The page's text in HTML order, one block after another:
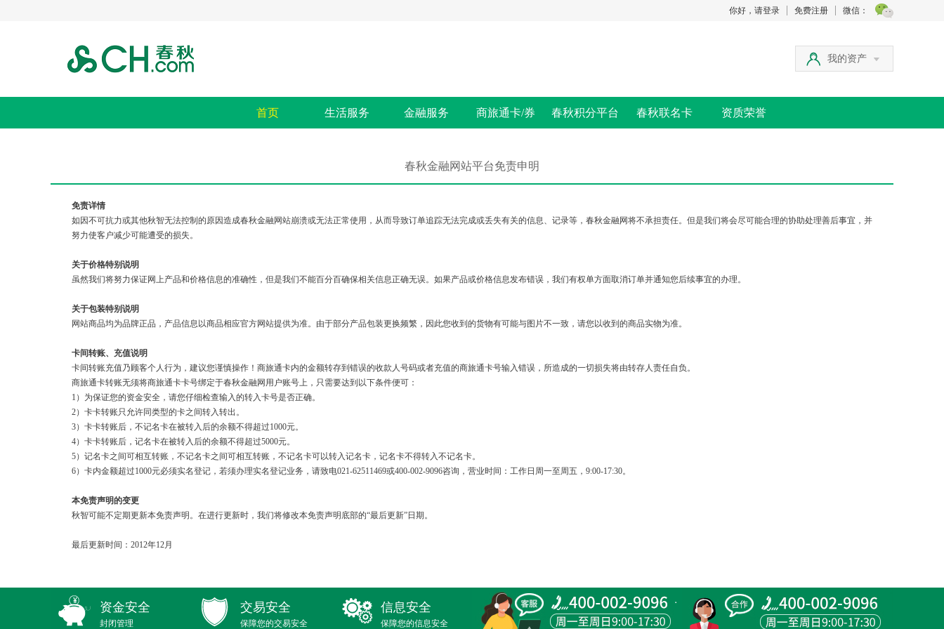
你好，请登录 免费注册 微信：
我的资产
首页 生活服务 金融服务 商旅通卡/券 春秋积分平台 春秋联名卡 资质荣誉
春秋金融网站平台免责申明
免责详情
如因不可抗力或其他秋智无法控制的原因造成春秋金融网站崩溃或无法正常使用，从而导致订单追踪无法完成或丢失有关的信息、记录等，春秋金融网将不承担责任。但是我们将会尽可能合理的协助处理善后事宜，并
努力使客户减少可能遭受的损失。
关于价格特别说明
虽然我们将努力保证网上产品和价格信息的准确性，但是我们不能百分百确保相关信息正确无误。如果产品或价格信息发布错误，我们有权单方面取消订单并通知您后续事宜的办理。
关于包装特别说明
网站商品均为品牌正品，产品信息以商品相应官方网站提供为准。由于部分产品包装更换频繁，因此您收到的货物有可能与图片不一致，请您以收到的商品实物为准。
卡间转账、充值说明
卡间转账充值乃顾客个人行为，建议您谨慎操作！商旅通卡内的金额转存到错误的收款人号码或者充值的商旅通卡号输入错误，所造成的一切损失将由转存人责任自负。
商旅通卡转账无须将商旅通卡卡号绑定于春秋金融网用户账号上，只需要达到以下条件便可：
1）为保证您的资金安全，请您仔细检查输入的转入卡号是否正确。
2）卡卡转账只允许同类型的卡之间转入转出。
3）卡卡转账后，不记名卡在被转入后的余额不得超过1000元。
4）卡卡转账后，记名卡在被转入后的余额不得超过5000元。
5）记名卡之间可相互转账，不记名卡之间可相互转账，不记名卡可以转入记名卡，记名卡不得转入不记名卡。
6）卡内金额超过1000元必须实名登记，若须办理实名登记业务，请致电021-62511469或400-002-9096咨询，营业时间：工作日周一至周五，9:00-17:30。
本免责声明的变更
秋智可能不定期更新本免责声明。在进行更新时，我们将修改本免责声明底部的“最后更新”日期。
最后更新时间：2012年12月
资金安全
封闭管理
交易安全
保障您的交易安全
信息安全
保障您的信息安全